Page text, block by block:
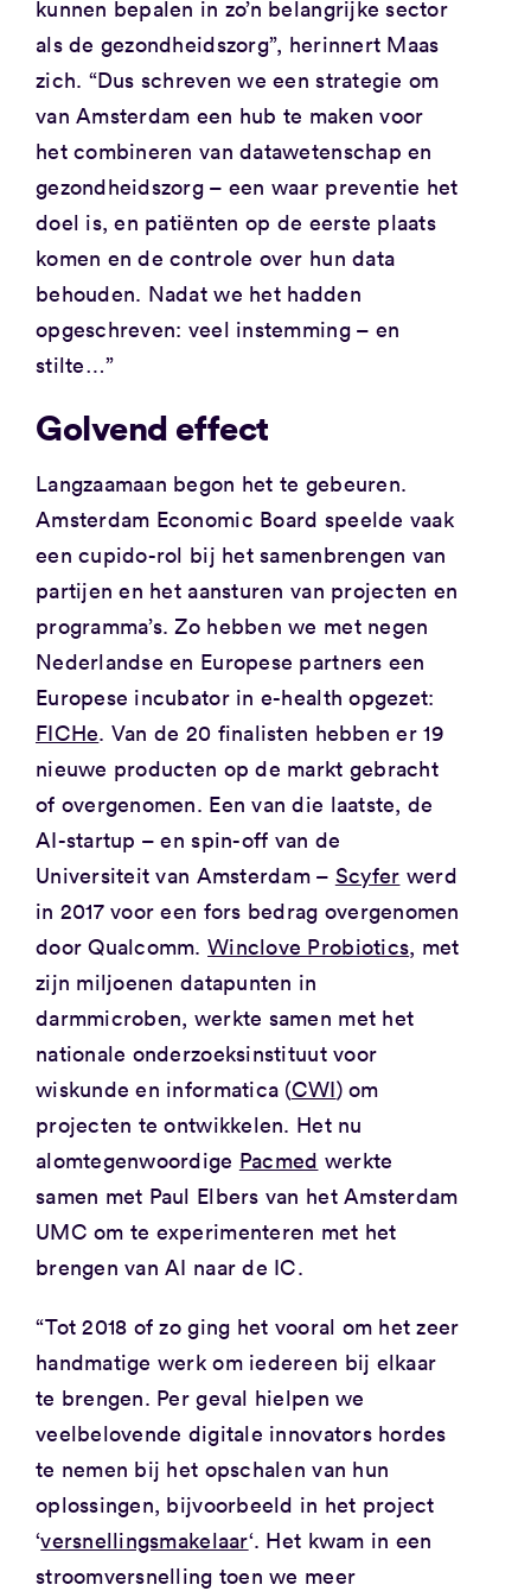
kunnen bepalen in zo’n belangrijke sector
als de gezondheidszorg”, herinnert Maas
zich. “Dus schreven we een strategie om
van Amsterdam een ​​hub te maken voor
het combineren van datawetenschap en
gezondheidszorg – een waar preventie het
doel is, en patiënten op de eerste plaats
komen en de controle over hun data
behouden. Nadat we het hadden
opgeschreven: veel instemming – en
stilte…”
Golvend effect
Langzaamaan begon het te gebeuren.
Amsterdam Economic Board speelde vaak
een cupido-rol bij het samenbrengen van
partijen en het aansturen van projecten en
programma’s. Zo hebben we met negen
Nederlandse en Europese partners een
Europese incubator in e-health opgezet:
FICHe. Van de 20 finalisten hebben er 19
nieuwe producten op de markt gebracht
of overgenomen. Een van die laatste, de
AI-startup – en spin-off van de
Universiteit van Amsterdam – Scyfer werd
in 2017 voor een fors bedrag overgenomen
door Qualcomm.Winclove Probiotics, met
zijn miljoenen datapunten in
darmmicroben, werkte samen met het
nationale onderzoeksinstituut voor
wiskunde en informatica (CWI) om
projecten te ontwikkelen. Het nu
alomtegenwoordige Pacmed werkte
samen met Paul Elbers van het Amsterdam
UMC om te experimenteren met het
brengen van AI naar de IC.
“Tot 2018 of zo ging het vooral om het zeer
handmatige werk om iedereen bij elkaar
te brengen. Per geval hielpen we
veelbelovende digitale innovators hordes
te nemen bij het opschalen van hun
oplossingen, bijvoorbeeld in het project
‘versnellingsmakelaar‘. Het kwam in een
stroomversnelling toen we meer